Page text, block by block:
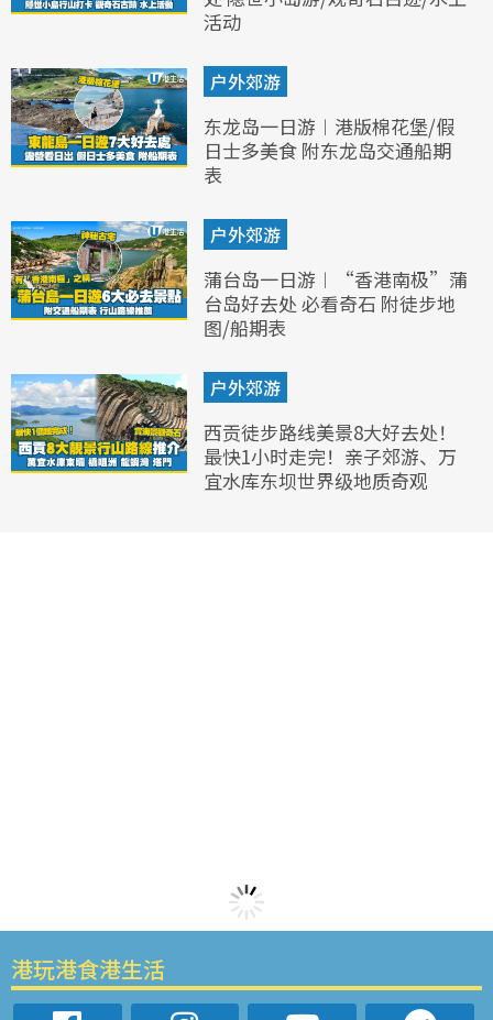
活动
户外郊游
东龙岛一日游︱港版棉花堡/假
日士多美食 附东龙岛交通船期
表
户外郊游
蒲台岛一日游︱“香港南极”蒲
台岛好去处 必看奇石 附徒步地
图/船期表
户外郊游
西贡徒步路线美景8大好去处！
最快1小时走完！亲子郊游、万
宜水库东坝世界级地质奇观
港玩港食港生活